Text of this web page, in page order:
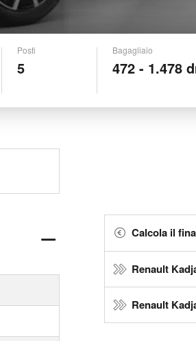
Posti
5
Bagagliaio
472 - 1.478
Calcola il
Renault
Renault